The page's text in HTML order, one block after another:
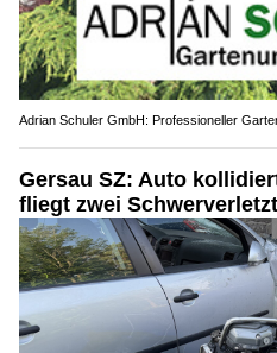
Adrian Schuler GmbH: Professioneller
Gersau SZ: Auto
fliegt zwei